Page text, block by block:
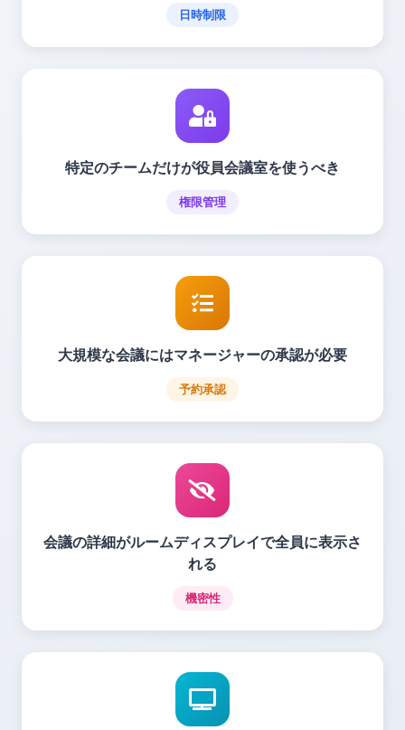
日時制限
特定のチームだけが役員会議室を使うべき
権限管理
大規模な会議にはマネージャーの承認が必要
予約承認
会議の詳細がルームディスプレイで全員に表示さ
れる
機密性